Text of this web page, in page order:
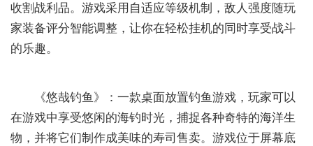
收割战利品。游戏采用自适应等级机制，敌人强度随玩
家装备评分智能调整，让你在轻松挂机的同时享受战斗
的乐趣。
‌《悠哉钓鱼》‌：一款桌面放置钓鱼游戏，玩家可以
在游戏中享受悠闲的海钓时光，捕捉各种奇特的海洋生
物，并将它们制作成美味的寿司售卖。游戏位于屏幕底